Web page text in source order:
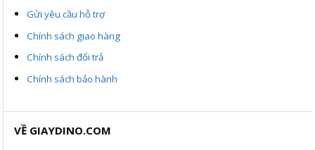
Gửi yêu cầu hỗ trợ
Chính sách giao hàng
Chính sách đổi trả
Chính sách bảo hành
VỀ GIAYDINO.COM